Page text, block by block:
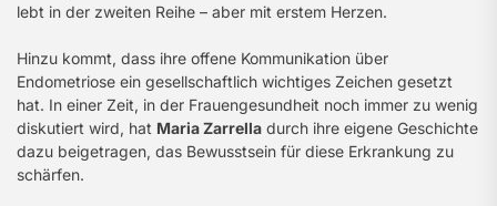
lebt in der zweiten Reihe – aber mit erstem Herzen.
Hinzu kommt, dass ihre offene Kommunikation über
Endometriose ein gesellschaftlich wichtiges Zeichen gesetzt
hat. In einer Zeit, in der Frauengesundheit noch immer zu wenig
diskutiert wird, hat Maria Zarrella durch ihre eigene Geschichte
dazu beigetragen, das Bewusstsein für diese Erkrankung zu
schärfen.